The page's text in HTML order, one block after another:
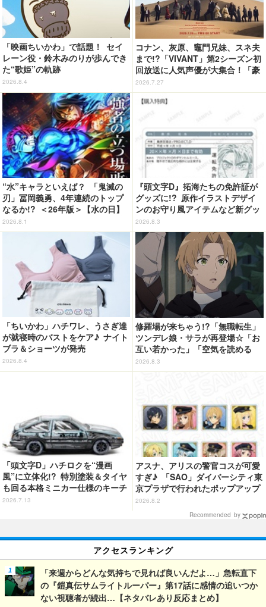
「映画ちいかわ」で話題！ セイ
レーン役・鈴木みのりが歩んでき
た“歌姫”の軌跡
2026.8.4
コナン、灰原、竈門兄妹、スネ夫
まで!?「VIVANT」第2シーズン初
回放送に人気声優が大集合！「豪
華すぎる」花江夏樹＆鬼頭明里＆
関智一＆高山みなみら出演
2026.7.27
“水”キャラといえば？ 「鬼滅の
刃」冨岡義勇、4年連続のトップ
なるか!? ＜26年版＞【水の日】
2026.8.1
『頭文字D』拓海たちの免許証が
グッズに!? 原作イラストデザイ
ンのお守り風アイテムなど新グッ
ズが目白押し
2026.8.3
「ちいかわ」ハチワレ、うさぎ達
が就寝時のバストをケア♪ ナイト
ブラ＆ショーツが発売
2026.8.4
修羅場が来ちゃう!?「無職転生」
ツンデレ娘・サラが再登場☆「お
互い若かった」「空気を読める
嫁」「嫁が3人になりそうなフラ
グ」【第6話ネタバレあり反応ま
2026.8.3
「頭文字D」ハチロクを“漫画
風”に立体化!? 特別塗装＆タイヤ
も回る本格ミニカー仕様のキーチ
ェーン登場
2026.7.13
アスナ、アリスの警官コスが可愛
すぎ♪ 「SAO」ダイバーシティ東
京プラザで行われたポップアップ
ショップの事後通販がスタート！
2026.8.2
Recommended by
アクセスランキング
「来週からどんな気持ちで見れば良いんだよ…」急転直下
の『鎧真伝サムライトルーパー』第17話に感情の追いつか
ない視聴者が続出…【ネタバレあり反応まとめ】